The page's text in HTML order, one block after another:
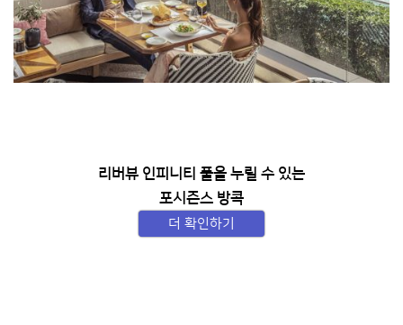
리버뷰 인피니티 풀을 누릴 수 있는
포시즌스 방콕
더 확인하기